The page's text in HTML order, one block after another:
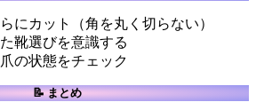
にカット（角を丸く切らない）
靴選びを意識する
の状態をチェック
📝 まとめ